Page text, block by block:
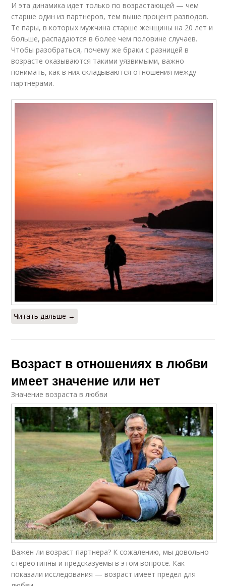
И эта динамика идет только по возрастающей — чем
старше один из партнеров, тем выше процент разводов.
Те пары, в которых мужчина старше женщины на 20 лет и
больше, распадаются в более чем половине случаев.
Чтобы разобраться, почему же браки с разницей в
возрасте оказываются такими уязвимыми, важно
понимать, как в них складываются отношения между
партнерами.
Читать дальше →
Возраст в отношениях в любви
имеет значение или нет
Значение возраста в любви
Важен ли возраст партнера? К сожалению, мы довольно
стереотипны и предсказуемы в этом вопросе. Как
показали исследования — возраст имеет предел для